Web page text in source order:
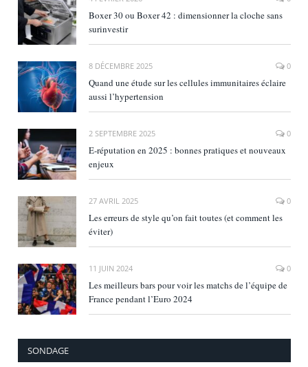
Boxer 30 ou Boxer 42 : dimensionner la cloche sans
surinvestir
8 DÉCEMBRE 2025 0
Quand une étude sur les cellules immunitaires éclaire
aussi l’hypertension
2 SEPTEMBRE 2025 0
E‑réputation en 2025 : bonnes pratiques et nouveaux
enjeux
27 AVRIL 2025 0
Les erreurs de style qu’on fait toutes (et comment les
éviter)
11 JUIN 2024 0
Les meilleurs bars pour voir les matchs de l’équipe de
France pendant l’Euro 2024
SONDAGE